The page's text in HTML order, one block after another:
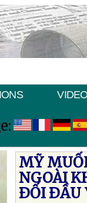
MỸ
NGOÀI
ÐỐI ÐẦU